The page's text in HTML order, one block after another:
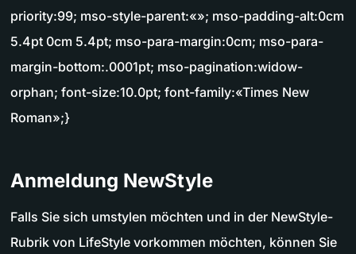
priority:99; mso-style-parent:«»; mso-padding-alt:0cm
5.4pt 0cm 5.4pt; mso-para-margin:0cm; mso-para-
margin-bottom:.0001pt; mso-pagination:widow-
orphan; font-size:10.0pt; font-family:«Times New
Roman»;}
Anmeldung NewStyle
Falls Sie sich umstylen möchten und in der NewStyle-
Rubrik von LifeStyle vorkommen möchten, können Sie